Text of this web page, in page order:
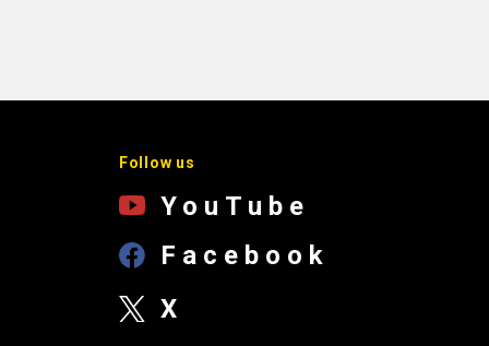
Follow us
YouTube
Facebook
X